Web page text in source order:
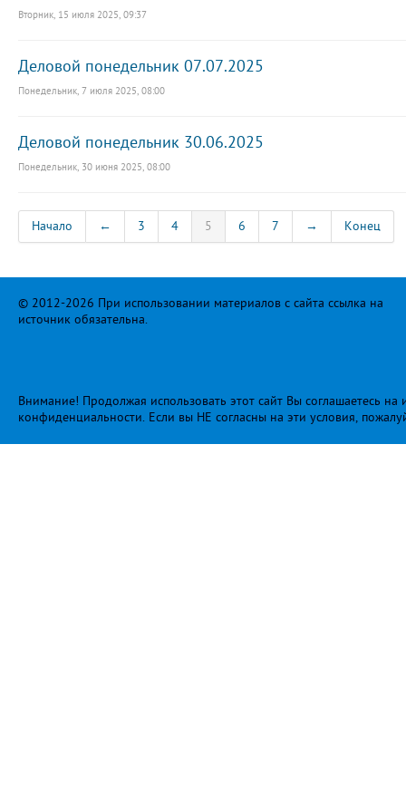
Вторник, 15 июля 2025, 09:37
Деловой понедельник 07.07.2025
Понедельник, 7 июля 2025, 08:00
Деловой понедельник 30.06.2025
Понедельник, 30 июня 2025, 08:00
Начало ← 3 4 5 6 7 → Конец
© 2012-2026 При использовании материалов с сайта ссылка на
источник обязательна.
Внимание! Продолжая использовать этот сайт Вы соглашаетесь
конфиденциальности. Если вы НЕ согласны на эти условия,